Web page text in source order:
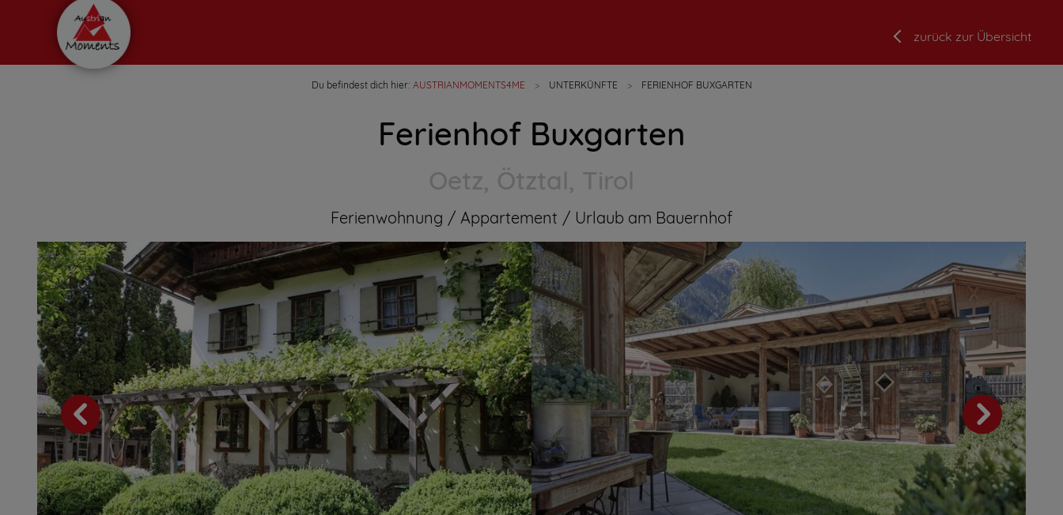
zurück zur Übersicht
Du befindest dich hier: AUSTRIANMOMENTS4ME UNTERKÜNFTE FERIENHOF BUXGARTEN
Ferienhof Buxgarten
Oetz, Ötztal, Tirol
Ferienwohnung Appartement Urlaub am Bauernhof